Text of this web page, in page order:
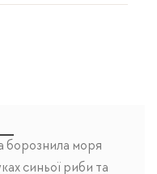
борознила моря
синьої риби та